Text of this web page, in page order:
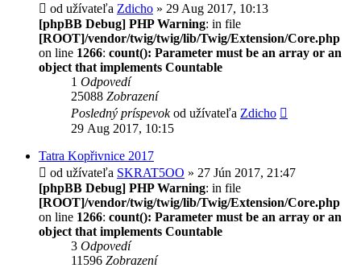
od užívateľa Zdicho » 29 Aug 2017, 10:13
[phpBB Debug] PHP Warning: in file
[ROOT]/vendor/twig/twig/lib/Twig/Extension/Core.php
on line 1266: count(): Parameter must be an array or an
object that implements Countable
1 Odpovedí
25088 Zobrazení
Posledný príspevokod užívateľa Zdicho
29 Aug 2017, 10:15
Tatra Kopřivnice 2017
od užívateľa SKRAT5OO » 27 Jún 2017, 21:47
[phpBB Debug] PHP Warning: in file
[ROOT]/vendor/twig/twig/lib/Twig/Extension/Core.php
on line 1266: count(): Parameter must be an array or an
object that implements Countable
3 Odpovedí
11596 Zobrazení